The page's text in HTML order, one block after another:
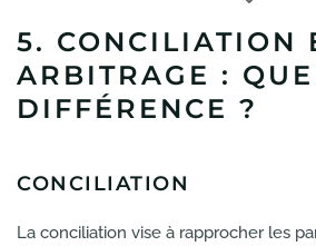
5. CONCILIATION
ARBITRAGE :
DIFFÉRENCE ?
CONCILIATION
La conciliation vise à rapprocher les